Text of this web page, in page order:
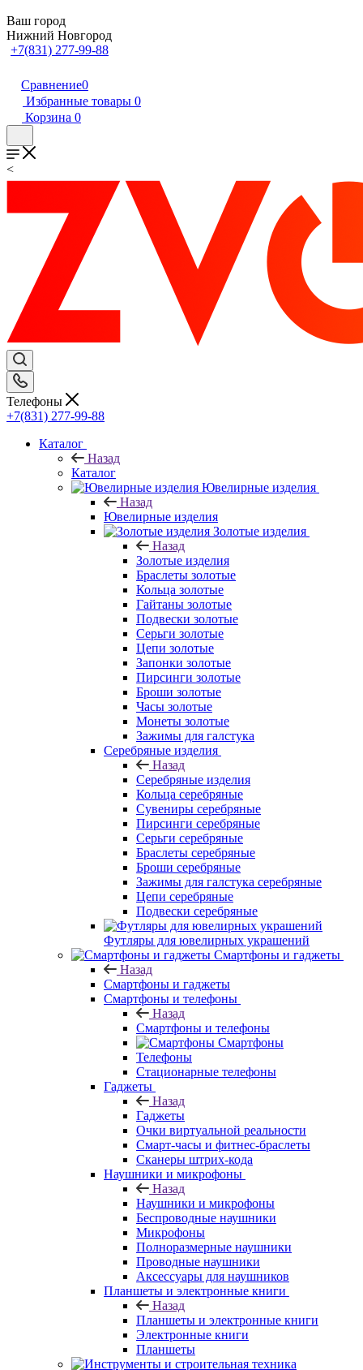
Ваш город
Нижний Новгород
+7(831) 277-99-88
Сравнение0
Избранные товары 0
Корзина 0
<
Телефоны
+7(831) 277-99-88
Каталог
Назад
Каталог
Ювелирные изделия
Назад
Ювелирные изделия
Золотые изделия
Назад
Золотые изделия
Браслеты золотые
Кольца золотые
Гайтаны золотые
Подвески золотые
Серьги золотые
Цепи золотые
Запонки золотые
Пирсинги золотые
Броши золотые
Часы золотые
Монеты золотые
Зажимы для галстука
Серебряные изделия
Назад
Серебряные изделия
Кольца серебряные
Сувениры серебряные
Пирсинги серебряные
Серьги серебряные
Браслеты серебряные
Броши серебряные
Зажимы для галстука серебряные
Цепи серебряные
Подвески серебряные
Футляры для ювелирных украшений
Смартфоны и гаджеты
Назад
Смартфоны и гаджеты
Смартфоны и телефоны
Назад
Смартфоны и телефоны
Смартфоны
Телефоны
Стационарные телефоны
Гаджеты
Назад
Гаджеты
Очки виртуальной реальности
Смарт-часы и фитнес-браслеты
Сканеры штрих-кода
Наушники и микрофоны
Назад
Наушники и микрофоны
Беспроводные наушники
Микрофоны
Полноразмерные наушники
Проводные наушники
Аксессуары для наушников
Планшеты и электронные книги
Назад
Планшеты и электронные книги
Электронные книги
Планшеты